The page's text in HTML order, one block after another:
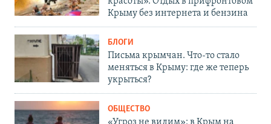
Крыму без интернета и бензина
БЛОГИ
Письма крымчан. Что-то стало
меняться в Крыму: где же теперь
укрыться?
ОБЩЕСТВО